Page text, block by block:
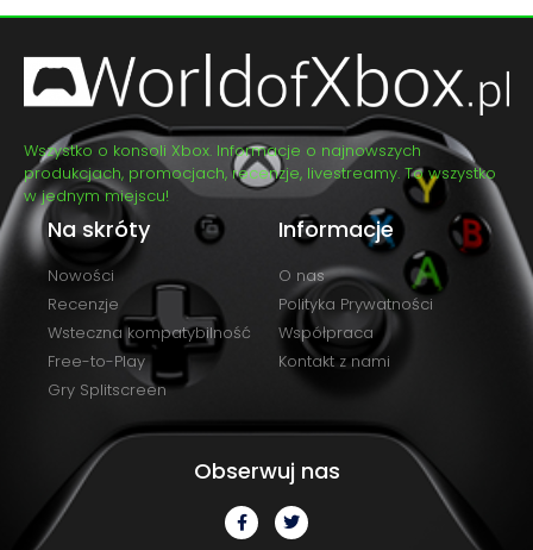
Wszystko o konsoli Xbox. Informacje o najnowszych
produkcjach, promocjach, recenzje, livestreamy. To wszystko
w jednym miejscu!
Na skróty
Nowości
Recenzje
Wsteczna kompatybilność
Free-to-Play
Gry Splitscreen
Informacje
O nas
Polityka Prywatności
Współpraca
Kontakt z nami
Obserwuj nas